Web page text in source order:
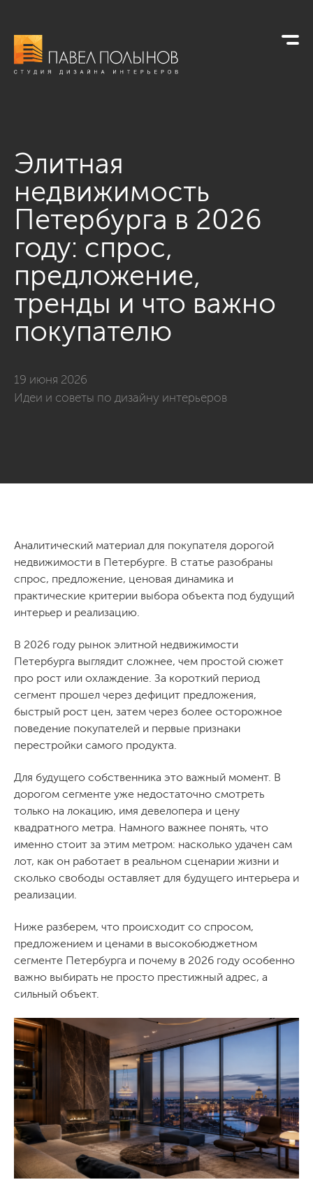
Элитная
недвижимость
Петербурга в 2026
году: спрос,
предложение,
тренды и что важно
покупателю
19 июня 2026
Идеи и советы по дизайну интерьеров
Аналитический материал для покупателя дорогой
недвижимости в Петербурге. В статье разобраны
спрос, предложение, ценовая динамика и
практические критерии выбора объекта под будущий
интерьер и реализацию.
В 2026 году рынок элитной недвижимости
Петербурга выглядит сложнее, чем простой сюжет
про рост или охлаждение. За короткий период
сегмент прошел через дефицит предложения,
быстрый рост цен, затем через более осторожное
поведение покупателей и первые признаки
перестройки самого продукта.
Для будущего собственника это важный момент. В
дорогом сегменте уже недостаточно смотреть
только на локацию, имя девелопера и цену
квадратного метра. Намного важнее понять, что
именно стоит за этим метром: насколько удачен сам
лот, как он работает в реальном сценарии жизни и
сколько свободы оставляет для будущего интерьера и
реализации.
Ниже разберем, что происходит со спросом,
предложением и ценами в высокобюджетном
сегменте Петербурга и почему в 2026 году особенно
важно выбирать не просто престижный адрес, а
сильный объект.